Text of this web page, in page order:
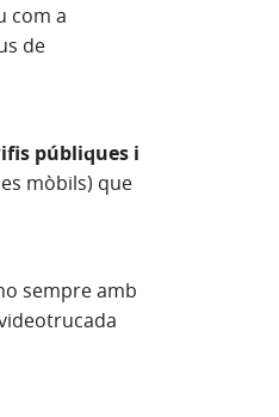
com a
de
públiques i
mòbils) que
sempre amb